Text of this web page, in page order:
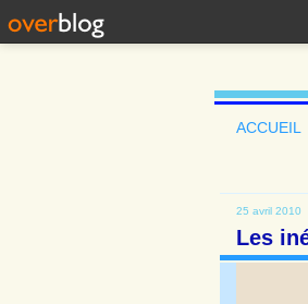
ACCUEIL
25 avril 2010
Les